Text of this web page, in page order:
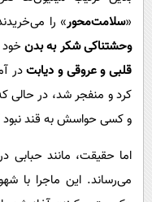
«سلامت‌محور» را
وحشتناکی شکر به بدن
قلبی و عروقی و دیابتدر
کرد و منفجر شد، در حالی
و کسی حواسش به قند
اما حقیقت، مانند حبابی
می‌رساند. این ماجرا با